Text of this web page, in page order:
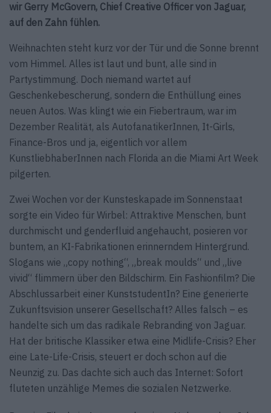
wir Gerry McGovern, Chief Creative Officer von Jaguar,
auf den Zahn fühlen.
Weihnachten steht kurz vor der Tür und die Sonne brennt
vom Himmel. Alles ist laut und bunt, alle sind in
Partystimmung. Doch niemand wartet auf
Geschenkebescherung, sondern die Enthüllung eines
neuen Autos. Was klingt wie ein Fiebertraum, war im
Dezember Realität, als AutofanatikerInnen, It-Girls,
Finance-Bros und ja, eigentlich vor allem
KunstliebhaberInnen nach Florida an die Miami Art Week
pilgerten.
Zwei Wochen vor der Kunsteskapade im Sonnenstaat
sorgte ein Video für Wirbel: Attraktive Menschen, bunt
durchmischt und genderfluid angehaucht, posieren vor
buntem, an KI-Fabrikationen erinnerndem Hintergrund.
Slogans wie „copy nothing“, „break moulds“ und „live
vivid“ flimmern über den Bildschirm. Ein Fashionfilm? Die
Abschlussarbeit einer KunststudentIn? Eine generierte
Zukunftsvision unserer Gesellschaft? Alles falsch – es
handelte sich um das radikale Rebranding von Jaguar.
Hat der britische Klassiker etwa eine Midlife-Crisis? Eher
eine Late-Life-Crisis, steuert er doch schon auf die
Neunzig zu. Das dachte sich auch das Internet: Sofort
fluteten unzählige Memes die sozialen Netzwerke.